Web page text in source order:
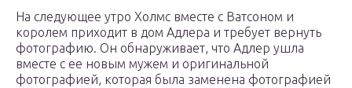
На следующее утро Холмс вместе с Ватсоном и
королем приходит в дом Адлера и требует вернуть
фотографию. Он обнаруживает, что Адлер ушла
вместе с ее новым мужем и оригинальной
фотографией, которая была заменена фотографией